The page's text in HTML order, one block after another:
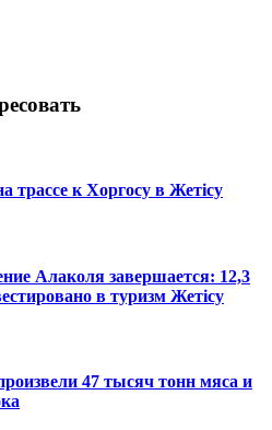
трассе к Хоргосу в Жетісу
Алаколя завершается: 12,3
в туризм Жетісу
47 тысяч тонн мяса и